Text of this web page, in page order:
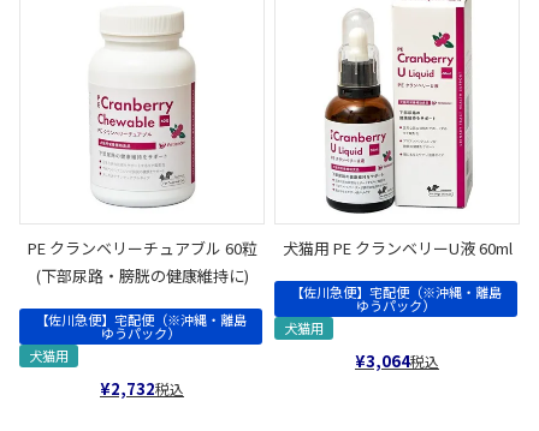
PE クランベリーチュアブル 60粒
(下部尿路・膀胱の健康維持に)
【佐川急便】宅配便（※沖縄・離島
ゆうパック）
犬猫用
¥2,732税込
犬猫用 PE クランベリーU液 60ml
【佐川急便】宅配便（※沖縄・離島
ゆうパック）
犬猫用
¥3,064税込